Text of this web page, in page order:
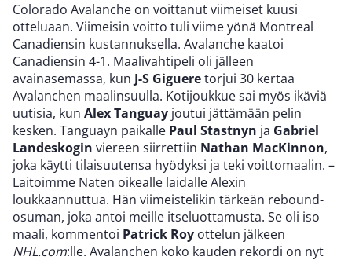
Colorado Avalanche on voittanut viimeiset kuusi
otteluaan. Viimeisin voitto tuli viime yönä Montreal
Canadiensin kustannuksella. Avalanche kaatoi
Canadiensin 4-1. Maalivahtipeli oli jälleen
avainasemassa, kun J-S Gigueretorjui 30 kertaa
Avalanchen maalinsuulla. Kotijoukkue sai myös ikäviä
uutisia, kun Alex Tanguay joutui jättämään pelin
kesken. Tanguayn paikalle Paul Stastnyn ja Gabriel
Landeskogin viereen siirrettiin Nathan MacKinnon,
joka käytti tilaisuutensa hyödyksi ja teki voittomaalin. –
Laitoimme Naten oikealle laidalle Alexin
loukkaannuttua. Hän viimeistelikin tärkeän rebound-
osuman, joka antoi meille itseluottamusta. Se oli iso
maali, kommentoi Patrick Roy ottelun jälkeen
NHL.com:lle. Avalanchen koko kauden rekordi on nyt